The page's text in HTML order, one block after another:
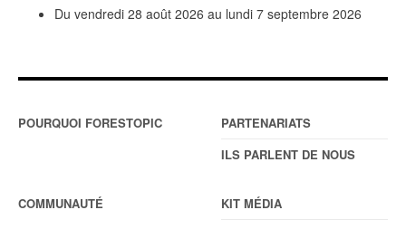
Du vendredi 28 août 2026 au lundi 7 septembre 2026
POURQUOI FORESTOPIC
PARTENARIATS
ILS PARLENT DE NOUS
COMMUNAUTÉ
KIT MÉDIA